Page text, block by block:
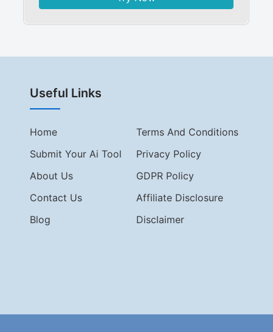
Useful Links
Home
Terms And Conditions
Submit Your Ai Tool
Privacy Policy
About Us
GDPR Policy
Contact Us
Affiliate Disclosure
Blog
Disclaimer